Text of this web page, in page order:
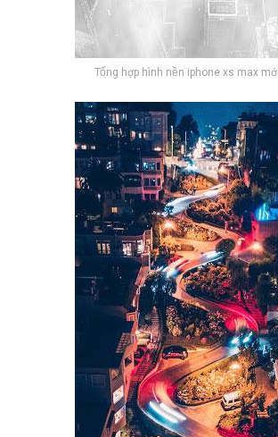
Tổng hợp hình nền iphone xs max